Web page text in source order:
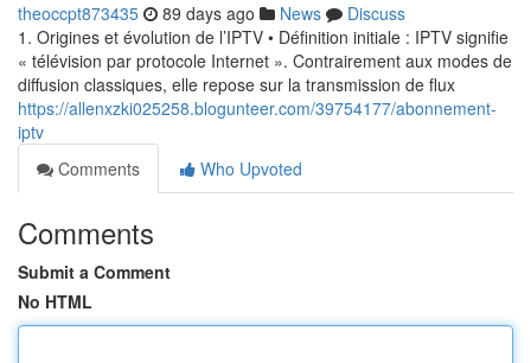
theoccpt873435 89 days ago News
Discuss
1. Origines et évolution de l’IPTV • Définition initiale : IPTV signifie
« télévision par protocole Internet ». Contrairement aux modes de
diffusion classiques, elle repose sur la transmission de flux
https://allenxzki025258.blogunteer.com/39754177/abonnement-
iptv
Comments
Who Upvoted
Comments
Submit a Comment
No HTML